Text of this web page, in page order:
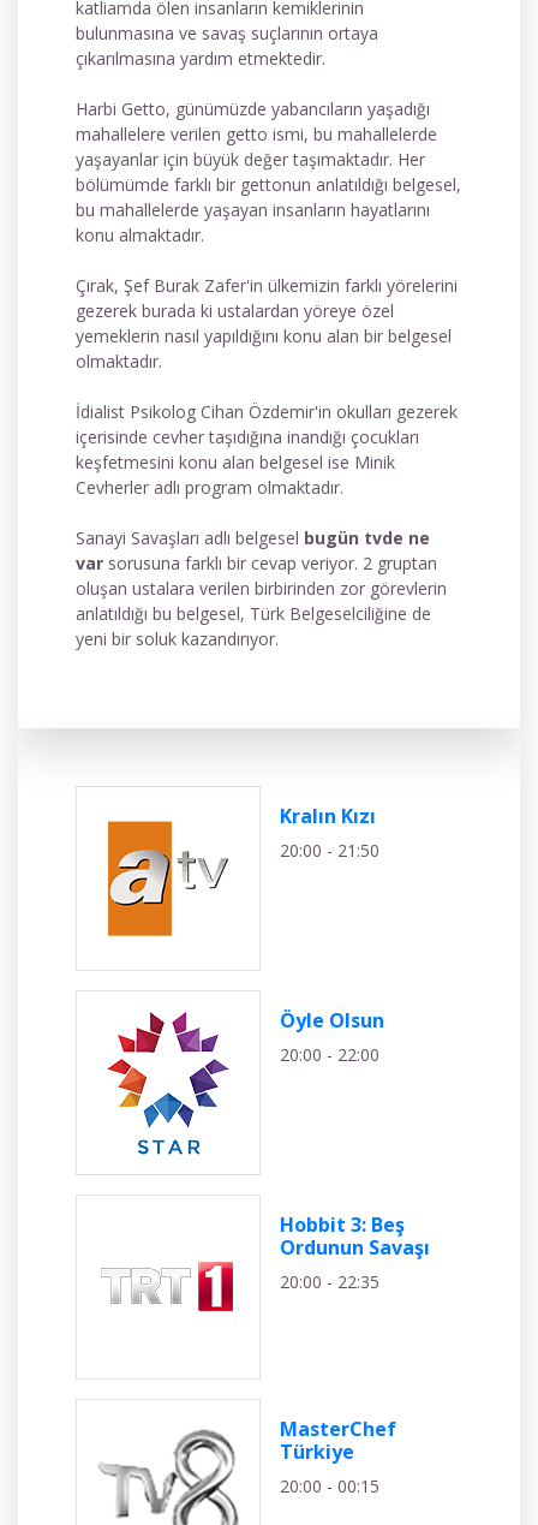
katliamda ölen insanların kemiklerinin
bulunmasına ve savaş suçlarının ortaya
çıkarılmasına yardım etmektedir.
Harbi Getto, günümüzde yabancıların yaşadığı
mahallelere verilen getto ismi, bu mahallelerde
yaşayanlar için büyük değer taşımaktadır. Her
bölümümde farklı bir gettonun anlatıldığı belgesel,
bu mahallelerde yaşayan insanların hayatlarını
konu almaktadır.
Çırak, Şef Burak Zafer'in ülkemizin farklı yörelerini
gezerek burada ki ustalardan yöreye özel
yemeklerin nasıl yapıldığını konu alan bir belgesel
olmaktadır.
İdialist Psikolog Cihan Özdemir'in okulları gezerek
içerisinde cevher taşıdığına inandığı çocukları
keşfetmesini konu alan belgesel ise Minik
Cevherler adlı program olmaktadır.
Sanayi Savaşları adlı belgesel bugün tvde ne
var sorusuna farklı bir cevap veriyor. 2 gruptan
oluşan ustalara verilen birbirinden zor görevlerin
anlatıldığı bu belgesel, Türk Belgeselciliğine de
yeni bir soluk kazandırıyor.
Kralın Kızı
20:00 - 21:50
Öyle Olsun
20:00 - 22:00
Hobbit 3: Beş
Ordunun Savaşı
20:00 - 22:35
MasterChef
Türkiye
20:00 - 00:15